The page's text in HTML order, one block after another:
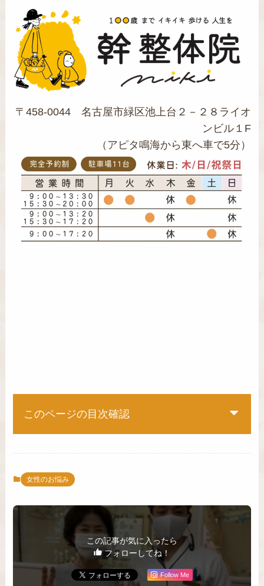
〒458-0044 名古屋市緑区池上台２－２８ライオ
ンビル１F
（アピタ鳴海から東へ車で5分）
このページの目次確認
女性のお悩み
この記事が気に入ったら
フォローしてね！
Follow Me